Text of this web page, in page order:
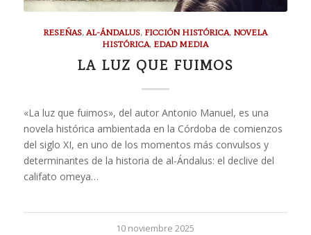
RESEÑAS, AL-ÁNDALUS, FICCIÓN HISTÓRICA, NOVELA
HISTÓRICA, EDAD MEDIA
LA LUZ QUE FUIMOS
«La luz que fuimos», del autor Antonio Manuel, es una
novela histórica ambientada en la Córdoba de comienzos
del siglo XI, en uno de los momentos más convulsos y
determinantes de la historia de al-Ándalus: el declive del
califato omeya…
10 noviembre 2025